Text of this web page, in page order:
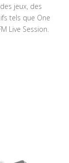
jeux, des
tels que One
Live Session.